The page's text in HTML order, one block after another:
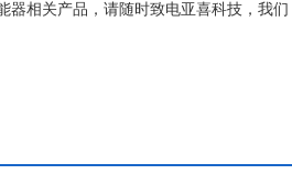
器相关产品，请随时致电亚喜科技，我们